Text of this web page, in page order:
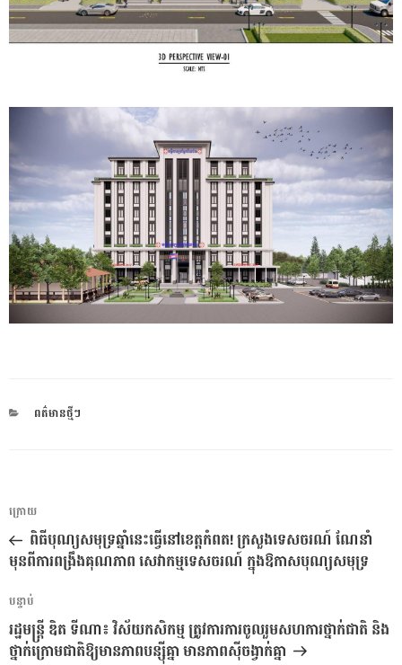
CATEGORIES
ពត៌មានថ្មីៗ
ការ​
នាំទិស​
ប្រកាស
អត្ថបទ
មុន
ក្រោយ
ពិធីបុណ្យសមុទ្រឆ្នាំនេះធ្វើនៅខេត្តកំពត! ក្រសួងទេសចរណ៍ ណែនាំ
មុនពីការពង្រឹងគុណភាព សេវាកម្មទេសចរណ៍ ក្នុងឱកាសបុណ្យសមុទ្រ
អត្ថបទ
បន្ទាប់
បន្ទាប់
រដ្ឋមន្ត្រី ឌិត ទីណា៖ វិស័យកសិកម្ម ត្រូវការការចូលរួមសហការថ្នាក់ជាតិ និង
ថ្នាក់ក្រោមជាតិឱ្យមានភាពបន្សុីគ្នា មានភាពស៊ីចង្វាក់គ្នា